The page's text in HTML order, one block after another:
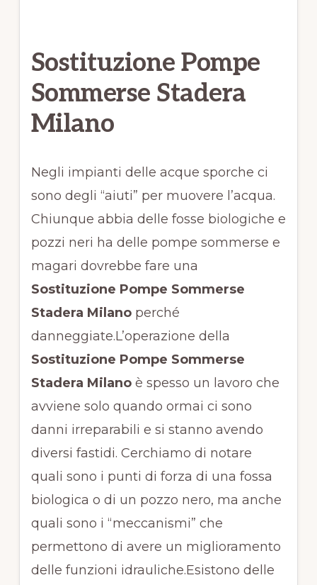
Sostituzione Pompe
Sommerse Stadera
Milano
Negli impianti delle acque sporche ci
sono degli “aiuti” per muovere l’acqua.
Chiunque abbia delle fosse biologiche e
pozzi neri ha delle pompe sommerse e
magari dovrebbe fare una
Sostituzione Pompe Sommerse
Stadera Milanoperché
danneggiate.L’operazione della
Sostituzione Pompe Sommerse
Stadera Milanoè spesso un lavoro che
avviene solo quando ormai ci sono
danni irreparabili e si stanno avendo
diversi fastidi. Cerchiamo di notare
quali sono i punti di forza di una fossa
biologica o di un pozzo nero, ma anche
quali sono i “meccanismi” che
permettono di avere un miglioramento
delle funzioni idrauliche.Esistono delle